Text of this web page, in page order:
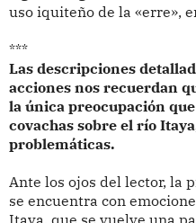
uso iquiteño de la «erre»,
***
Las descripciones
acciones nos recuerdan
la única preocupación
covachas sobre el río
problemáticas.
Ante los ojos del lector, la
se encuentra con
Itaya, que se vuelve una